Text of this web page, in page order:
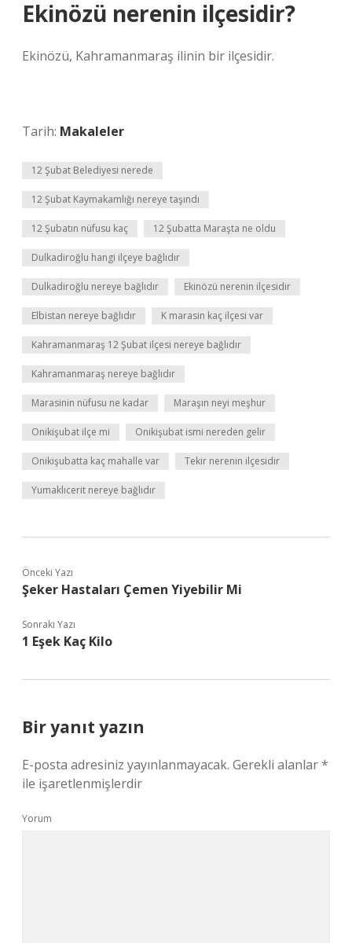
Ekinözü nerenin ilçesidir?
Ekinözü, Kahramanmaraş ilinin bir ilçesidir.
Tarih: Makaleler
12 Şubat Belediyesi nerede
12 Şubat Kaymakamlığı nereye taşındı
12 Şubatın nüfusu kaç 12 Şubatta Maraşta ne oldu
Dulkadiroğlu hangi ilçeye bağlıdır
Dulkadiroğlu nereye bağlıdır Ekinözü nerenin ilçesidir
Elbistan nereye bağlıdır K marasin kaç ilçesi var
Kahramanmaraş 12 Şubat ilçesi nereye bağlıdır
Kahramanmaraş nereye bağlıdır
Marasinin nüfusu ne kadar Maraşın neyi meşhur
Onikişubat ilçe mi Onikişubat ismi nereden gelir
Onikişubatta kaç mahalle var Tekir nerenin ilçesidir
Yumaklıcerit nereye bağlıdır
Önceki Yazı
Şeker Hastaları Çemen Yiyebilir Mi
Sonraki Yazı
1 Eşek Kaç Kilo
Bir yanıt yazın
E-posta adresiniz yayınlanmayacak. Gerekli alanlar*
ile işaretlenmişlerdir
Yorum